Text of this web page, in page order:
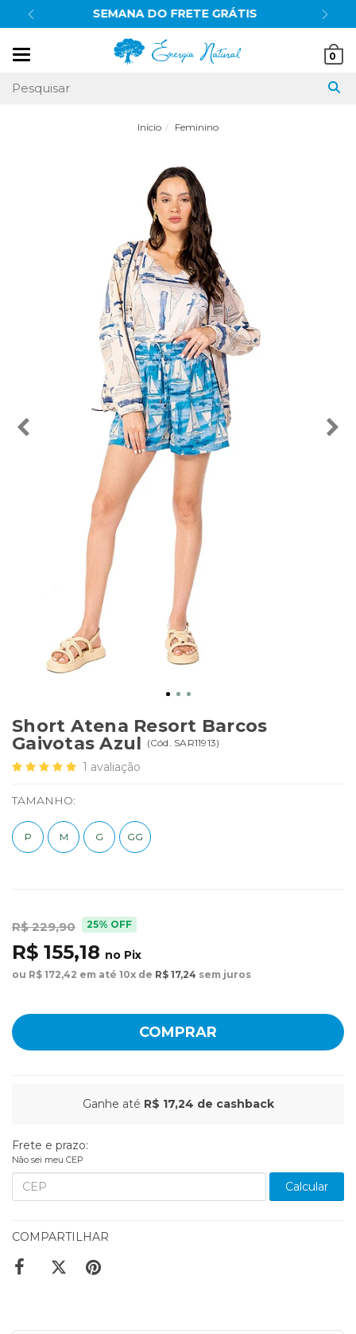
10% OFF
0
Início Feminino
Short Atena Resort Barcos
Gaivotas Azul (Cód. SAR11913)
1 avaliação
TAMANHO:
P M G GG
R$ 229,90 25% OFF
R$ 155,18 no Pix
ou R$ 172,42 em até 10x de R$ 17,24 sem juros
COMPRAR
Ganhe até R$ 17,24 de cashback
Frete e prazo:
Não sei meu CEP
Calcular
COMPARTILHAR